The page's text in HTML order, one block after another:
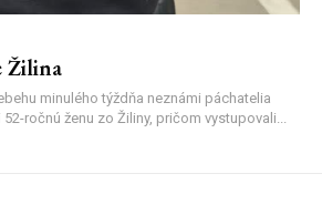
Žilina
minulého týždňa neznámi páchatelia
ročnú ženu zo Žiliny, pričom vystupovali...